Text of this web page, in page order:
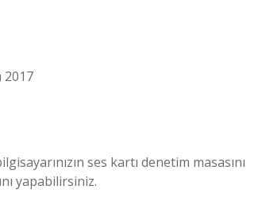
2017
ses kartı denetim masasını
yapabilirsiniz.